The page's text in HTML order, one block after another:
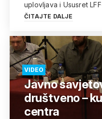
uplovljava i Ususret
ČITAJTE DALJE
VIDEO
Javno
društveno –
centra